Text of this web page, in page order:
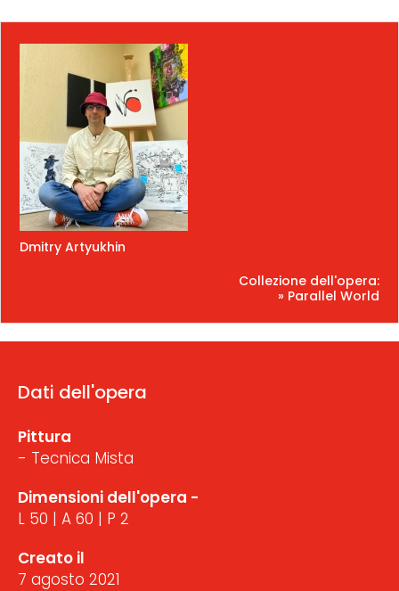
Dmitry Artyukhin
Collezione dell'opera:
» Parallel World
Dati dell'opera
Pittura
- Tecnica Mista
Dimensioni dell'opera -
L 50 | A 60 | P 2
Creato il
7 agosto 2021